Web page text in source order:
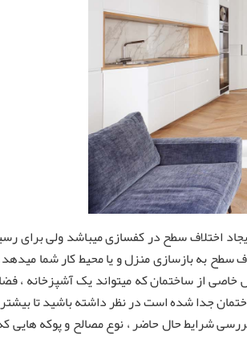
اختلاف سطح در کفسازی میباشد ولی برای
سطح به بازسازی منزل و یا محیط کار شما
از ساختمان که میتواند یک آشپزخانه ،
جدا شده است در نظر داشته باشید تا
شرایط حال حاضر ، نوع مصالح و پوکه هایی